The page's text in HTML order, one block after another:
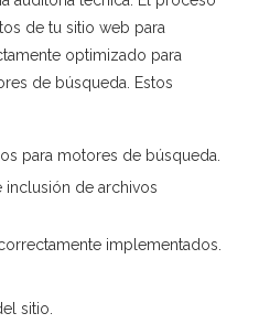
de tu sitio web para
optimizado para
de búsqueda. Estos
para motores de búsqueda.
inclusión de archivos
implementados.
sitio.